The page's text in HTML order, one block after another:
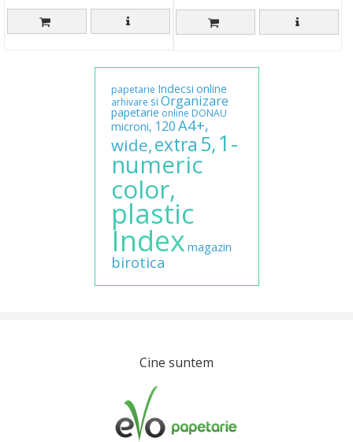
papetarie Indecsi online
arhivare si Organizare
papetarie online DONAU
microni, 120A4+,
wide,extra 5,1-
numeric
color,
plastic
Index magazin
birotica
Cine suntem